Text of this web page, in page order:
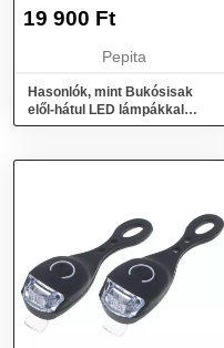
19 900 Ft
Pepita
Hasonlók, mint Bukósisak
elől-hátul LED lámpákkal
FEHÉR XL